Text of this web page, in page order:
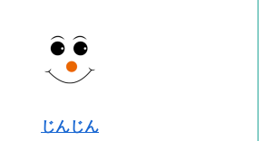
じんじん